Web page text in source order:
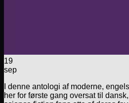
19
sep
I denne antologi af moderne,
her for første gang oversat til